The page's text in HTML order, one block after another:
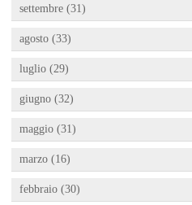
settembre (31)
agosto (33)
luglio (29)
giugno (32)
maggio (31)
marzo (16)
febbraio (30)